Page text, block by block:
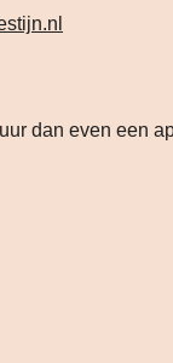
dan even een